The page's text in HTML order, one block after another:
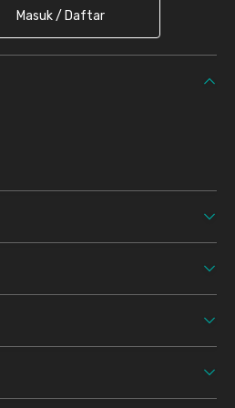
Masuk / Daftar